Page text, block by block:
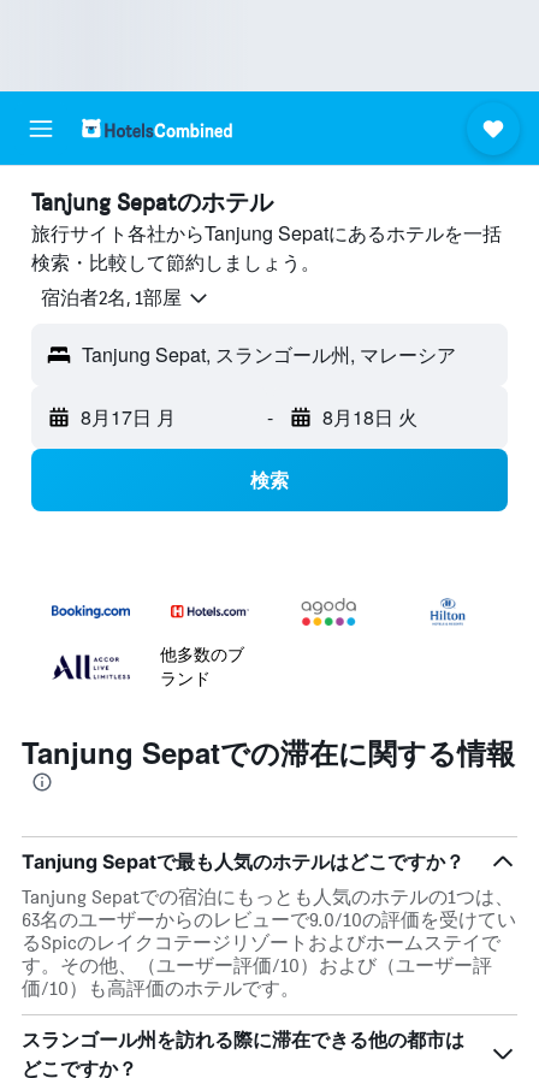
Tanjung Sepatのホテル
旅行サイト各社からTanjung Sepatにあるホテルを一括
検索・比較して節約しましょう。
宿泊者2名, 1​部屋
Tanjung Sepat, スランゴール州, マレーシア
8月17日 月 - 8月18日 火
検索
他多数のブ
ランド
Tanjung Sepatでの滞在に関する情報
Tanjung Sepatで最も人気のホテルはどこですか？
Tanjung Sepatでの宿泊にもっとも人気のホテルの1つは、
63名のユーザーからのレビューで9.0/10の評価を受けてい
るSpicのレイクコテージリゾートおよびホームステイで
す。その他、（ユーザー評価/10）および（ユーザー評
価/10）も高評価のホテルです。
スランゴール州を訪れる際に滞在できる他の都市は
どこですか？